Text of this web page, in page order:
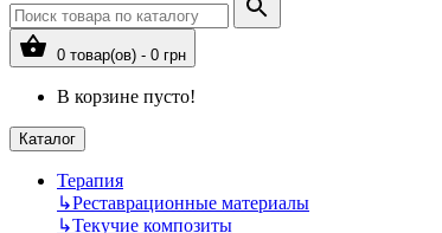
0 товар(ов) - 0 грн
В корзине пусто!
Каталог
Терапия
↳Реставрационные материалы
↳Текучие композиты